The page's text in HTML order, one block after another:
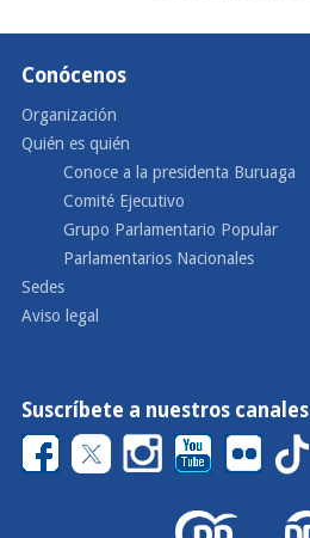
Conócenos
Organización
Quién es quién
Conoce a la presidenta Buruaga
Comité Ejecutivo
Grupo Parlamentario Popular
Parlamentarios Nacionales
Sedes
Aviso legal
Suscríbete a nuestros canales